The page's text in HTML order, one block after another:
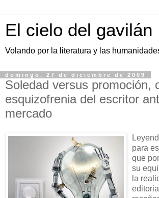
El cielo del gavilán
Volando por la literatura y las
domingo, 27 de diciembre de 2009
Soledad versus promoción,
esquizofrenia del escritor
mercado
para
que
su
la